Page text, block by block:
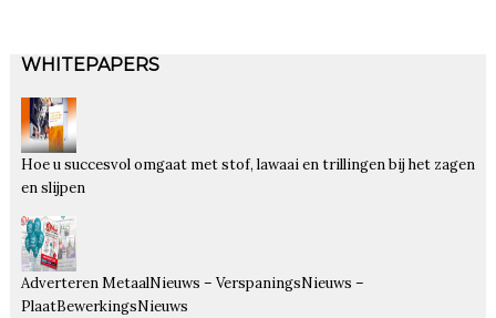
WHITEPAPERS
Hoe u succesvol omgaat met stof, lawaai en trillingen bij het zagen
en slijpen
Adverteren MetaalNieuws – VerspaningsNieuws –
PlaatBewerkingsNieuws